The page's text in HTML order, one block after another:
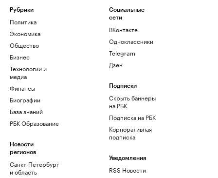
Рубрики
Политика
Экономика
Общество
Бизнес
Технологии и
медиа
Финансы
Биографии
База знаний
РБК Образование
Новости
регионов
Санкт-Петербург
и область
Социальные
сети
ВКонтакте
Одноклассники
Telegram
Дзен
Подписки
Скрыть баннеры
на РБК
Подписка на РБК
Корпоративная
подписка
Уведомления
RSS Новости